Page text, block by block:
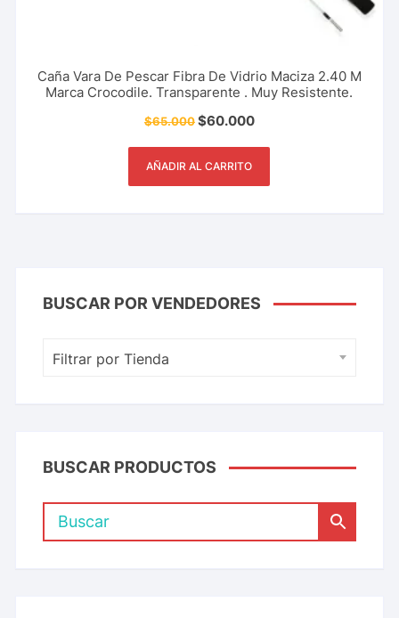
Caña Vara De Pescar Fibra De Vidrio Maciza 2.40 M
Marca Crocodile. Transparente . Muy Resistente.
$65.000$60.000
AÑADIR AL CARRITO
BUSCAR POR VENDEDORES
Filtrar por Tienda
BUSCAR PRODUCTOS